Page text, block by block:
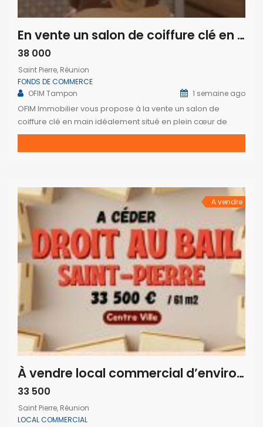
En vente un salon de coiffure clé en main idéalement situé au cœur de Saint-Pierre Réunion
38 000
Saint Pierre, Réunion
FONDS DE COMMERCE
OFIM Tampon
1 semaine ago
OFIM Immobilier vous propose à la vente un salon de
coiffure clé en main idéalement situé en plein cœur de
Saint-Pierre. Bénéficiant d’un emplacement privilégié avec
souhaitant démarrer ou développer son activité
immédiatement. […]
A vendre
À vendre local commercial d’environ 61 m2 situé en plein hyper-centre de Saint-Pierre Réunion
33 500
Saint Pierre, Réunion
LOCAL COMMERCIAL